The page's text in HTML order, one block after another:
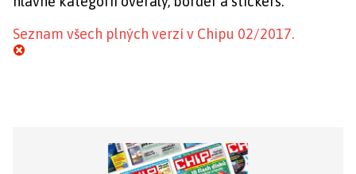
Seznam všech plných verzí v Chipu 02/2017.